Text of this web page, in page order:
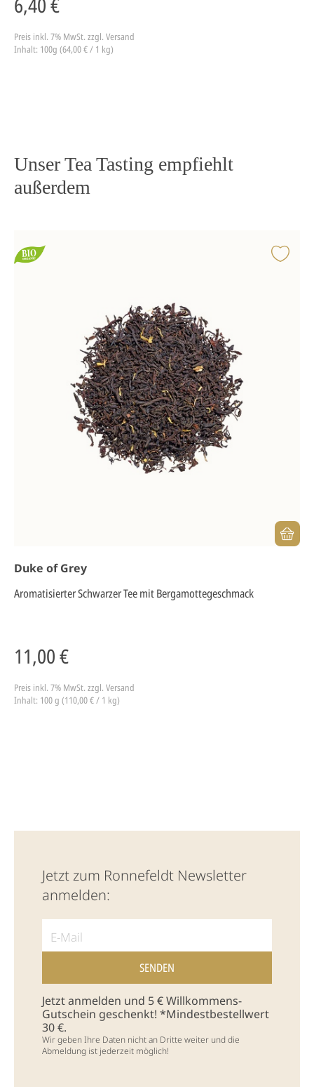
Preis inkl. 7% MwSt. zzgl. Versand
Inhalt: 100g (64,00 € / 1 kg)
Unser Tea Tasting empfiehlt
außerdem
Duke of Grey
Aromatisierter Schwarzer Tee mit Bergamottegeschmack
11,00 €
Preis inkl. 7% MwSt. zzgl. Versand
Inhalt: 100 g (110,00 € / 1 kg)
Jetzt zum Ronnefeldt Newsletter
anmelden:
Jetzt anmelden und 5 € Willkommens-
Gutschein geschenkt! *Mindestbestellwert
30 €.
Wir geben Ihre Daten nicht an Dritte weiter und die
Abmeldung ist jederzeit möglich!